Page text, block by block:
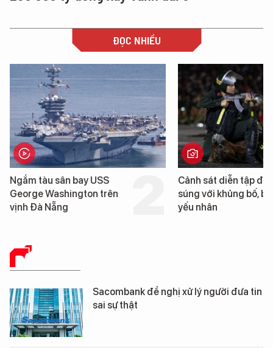
ĐỌC NHIỀU
Cảnh sát diễn tập đấu
súng với khủng bố, bảo vệ
yếu nhân
Cận cảnh chiến hạm
tống tàu sân bay USS
George Washington
BÁO CHÍ SỐ
Sacombank đề nghị xử lý người đưa tin
sai sự thật